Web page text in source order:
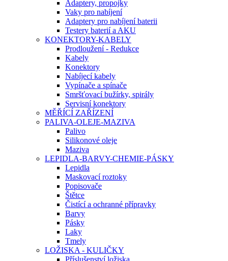
Adaptery, propojky
Vaky pro nabíjení
Adaptery pro nabíjení baterii
Testery baterií a AKU
KONEKTORY-KABELY
Prodloužení - Redukce
Kabely
Konektory
Nabíjecí kabely
Vypínače a spínače
Smršťovací bužírky, spirály
Servisní konektory
MĚŘÍCÍ ZAŘÍZENÍ
PALIVA-OLEJE-MAZIVA
Palivo
Silikonové oleje
Maziva
LEPIDLA-BARVY-CHEMIE-PÁSKY
Lepidla
Maskovací roztoky
Popisovače
Štětce
Čistící a ochranné přípravky
Barvy
Pásky
Laky
Tmely
LOŽISKA - KULIČKY
Příslušenství ložiska